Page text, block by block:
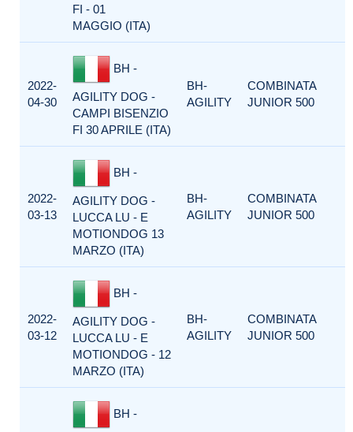
FI - 01
MAGGIO (ITA)
2022-
04-30
BH -
AGILITY DOG -
CAMPI BISENZIO
FI 30 APRILE (ITA)
BH-
AGILITY
COMBINATA
JUNIOR 500
2022-
03-13
BH -
AGILITY DOG -
LUCCA LU - E
MOTIONDOG 13
MARZO (ITA)
BH-
AGILITY
COMBINATA
JUNIOR 500
2022-
03-12
BH -
AGILITY DOG -
LUCCA LU - E
MOTIONDOG - 12
MARZO (ITA)
BH-
AGILITY
COMBINATA
JUNIOR 500
BH -